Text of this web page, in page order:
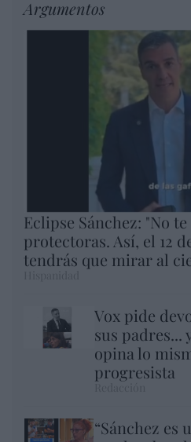
Argumentos
Eclipse Sánchez: "No
protectoras. Así, el 12
tendrás que mirar al
Vox pide
sus padres...
opina lo
progresista
“Sánchez es